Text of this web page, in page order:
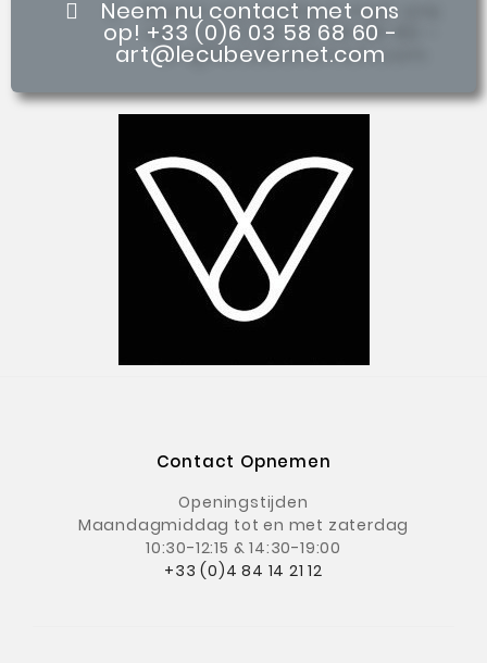
Neem nu contact met ons
op! +33 (0)6 03 58 68 60 -
art@lecubevernet.com
Contact Opnemen
Openingstijden
Maandagmiddag tot en met zaterdag
10:30-12:15 & 14:30-19:00
+33 (0)4 84 14 21 12